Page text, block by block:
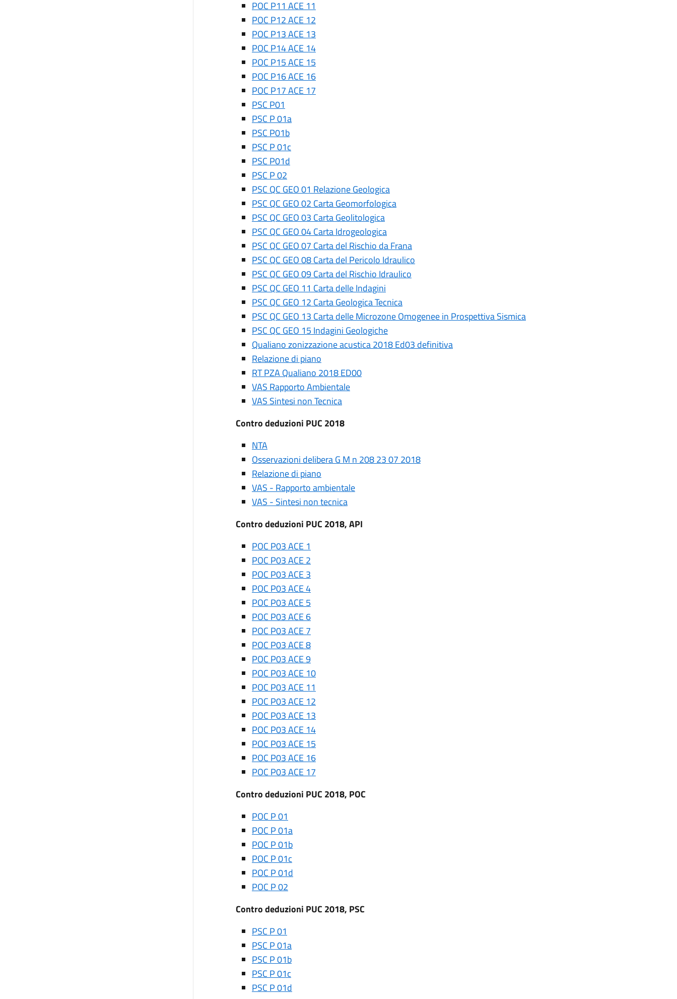
POC P11 ACE 11
POC P12 ACE 12
POC P13 ACE 13
POC P14 ACE 14
POC P15 ACE 15
POC P16 ACE 16
POC P17 ACE 17
PSC P01
PSC P 01a
PSC P01b
PSC P 01c
PSC P01d
PSC P 02
PSC QC GEO 01 Relazione Geologica
PSC QC GEO 02 Carta Geomorfologica
PSC QC GEO 03 Carta Geolitologica
PSC QC GEO 04 Carta Idrogeologica
PSC QC GEO 07 Carta del Rischio da Frana
PSC QC GEO 08 Carta del Pericolo Idraulico
PSC QC GEO 09 Carta del Rischio Idraulico
PSC QC GEO 11 Carta delle Indagini
PSC QC GEO 12 Carta Geologica Tecnica
PSC QC GEO 13 Carta delle Microzone Omogenee in Prospettiva Sismica
PSC QC GEO 15 Indagini Geologiche
Qualiano zonizzazione acustica 2018 Ed03 definitiva
Relazione di piano
RT PZA Qualiano 2018 ED00
VAS Rapporto Ambientale
VAS Sintesi non Tecnica
Contro deduzioni PUC 2018
NTA
Osservazioni delibera G M n 208 23 07 2018
Relazione di piano
VAS - Rapporto ambientale
VAS - Sintesi non tecnica
Contro deduzioni PUC 2018, API
POC P03 ACE 1
POC P03 ACE 2
POC P03 ACE 3
POC P03 ACE 4
POC P03 ACE 5
POC P03 ACE 6
POC P03 ACE 7
POC P03 ACE 8
POC P03 ACE 9
POC P03 ACE 10
POC P03 ACE 11
POC P03 ACE 12
POC P03 ACE 13
POC P03 ACE 14
POC P03 ACE 15
POC P03 ACE 16
POC P03 ACE 17
Contro deduzioni PUC 2018, POC
POC P 01
POC P 01a
POC P 01b
POC P 01c
POC P 01d
POC P 02
Contro deduzioni PUC 2018, PSC
PSC P 01
PSC P 01a
PSC P 01b
PSC P 01c
PSC P 01d